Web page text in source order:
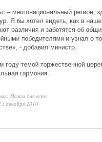
– многонациональный регион,
Я бы хотел видеть, как в
различия и заботятся об
победителями и узнал о
- добавил министр.
году темой торжественной
гармония.
Ислам для всех!
декабря 2010